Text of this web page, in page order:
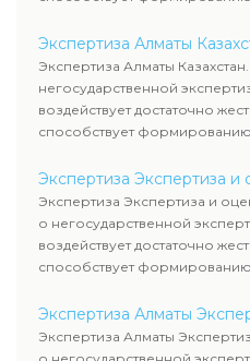
Экспертиза Алматы
Экспертиза Алматы
негосударственной
воздействует достаточно
способствует
Экспертиза Экспертиза и
Экспертиза Экспертиза и
о негосударственной
воздействует достаточно
способствует
Экспертиза Алматы
Экспертиза Алматы